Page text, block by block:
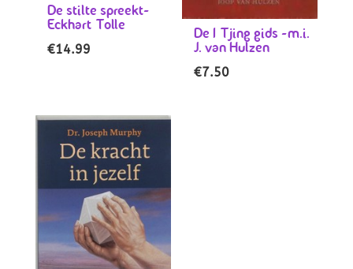
De stilte spreekt-
Eckhart Tolle
€14.99
De I Tjing gids -m.i.
J. van Hulzen
€7.50